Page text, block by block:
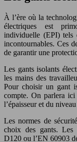
À l’ère où la
électriques est
individuelle (EPI) tels
incontournables. Ces
de garantir une
Les gants isolants
les mains des
Pour choisir un gant
compte. On parlera
l’épaisseur et du
Les normes de
choix des gants. Les
D120 ou l’EN 60903